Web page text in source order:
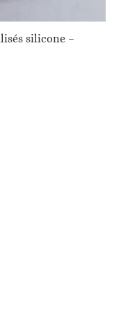
silicone –